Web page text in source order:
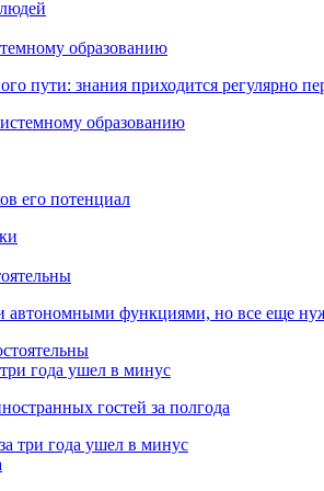
образованию
пути: знания приходится регулярно
его потенциал
функциями, но все еще
года ушел в минус
гостей за полгода